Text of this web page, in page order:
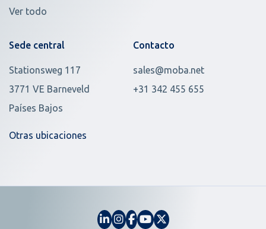
Ver todo
Sede central
Stationsweg 117
3771 VE Barneveld
Países Bajos
Otras ubicaciones
Contacto
sales@moba.net
+31 342 455 655